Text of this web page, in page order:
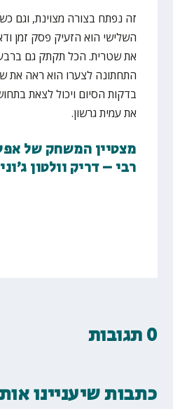
זה נפתח בצורה מצוינת, וגם
השלישי הוא הזעיק פסק זמן
את שטרית. הכל תקתק גם
בדקות הסיום ויכול לצאת
את עמית גרשון.
מצטיין המשחק של
רבי – דריק וולטון
0 תגובות
כתבות שיעניינו